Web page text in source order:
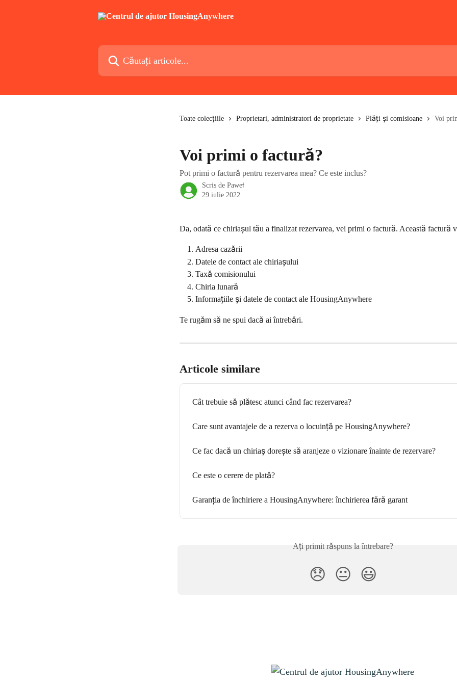
Căutați articole...
Toate colecțiile Proprietari, administratori de proprietate Plăți și comisioane Voi
Voi primi o factură?
Pot primi o factură pentru rezervarea mea? Ce este inclus?
Scris de Paweł
29 iulie 2022
Da, odată ce chiriașul tău a finalizat rezervarea, vei primi o factură. Această factură
Adresa cazării
Datele de contact ale chiriașului
Taxă comisionului
Chiria lunară
Informațiile și datele de contact ale HousingAnywhere
Te rugăm să ne spui dacă ai întrebări.
Articole similare
Cât trebuie să plătesc atunci când fac rezervarea?
Care sunt avantajele de a rezerva o locuință pe HousingAnywhere?
Ce fac dacă un chiriaș dorește să aranjeze o vizionare înainte de rezervare?
Ce este o cerere de plată?
Garanția de închiriere a HousingAnywhere: închirierea fără garant
Ați primit răspuns la întrebare?
😞 😐 😃